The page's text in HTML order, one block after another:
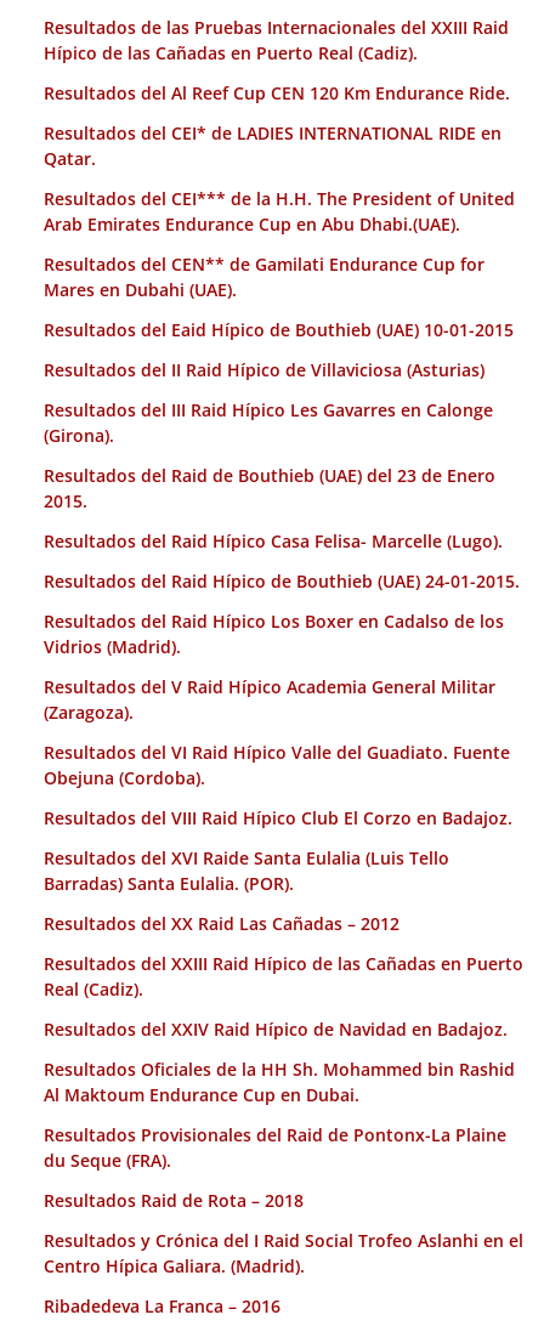
Resultados de las Pruebas Internacionales del XXIII Raid
Hípico de las Cañadas en Puerto Real (Cadiz).
Resultados del Al Reef Cup CEN 120 Km Endurance Ride.
Resultados del CEI* de LADIES INTERNATIONAL RIDE en
Qatar.
Resultados del CEI*** de la H.H. The President of United
Arab Emirates Endurance Cup en Abu Dhabi.(UAE).
Resultados del CEN** de Gamilati Endurance Cup for
Mares en Dubahi (UAE).
Resultados del Eaid Hípico de Bouthieb (UAE) 10-01-2015
Resultados del II Raid Hípico de Villaviciosa (Asturias)
Resultados del III Raid Hípico Les Gavarres en Calonge
(Girona).
Resultados del Raid de Bouthieb (UAE) del 23 de Enero
2015.
Resultados del Raid Hípico Casa Felisa- Marcelle (Lugo).
Resultados del Raid Hípico de Bouthieb (UAE) 24-01-2015.
Resultados del Raid Hípico Los Boxer en Cadalso de los
Vidrios (Madrid).
Resultados del V Raid Hípico Academia General Militar
(Zaragoza).
Resultados del VI Raid Hípico Valle del Guadiato. Fuente
Obejuna (Cordoba).
Resultados del VIII Raid Hípico Club El Corzo en Badajoz.
Resultados del XVI Raide Santa Eulalia (Luis Tello
Barradas) Santa Eulalia. (POR).
Resultados del XX Raid Las Cañadas – 2012
Resultados del XXIII Raid Hípico de las Cañadas en Puerto
Real (Cadiz).
Resultados del XXIV Raid Hípico de Navidad en Badajoz.
Resultados Oficiales de la HH Sh. Mohammed bin Rashid
Al Maktoum Endurance Cup en Dubai.
Resultados Provisionales del Raid de Pontonx-La Plaine
du Seque (FRA).
Resultados Raid de Rota – 2018
Resultados y Crónica del I Raid Social Trofeo Aslanhi en el
Centro Hípica Galiara. (Madrid).
Ribadedeva La Franca – 2016